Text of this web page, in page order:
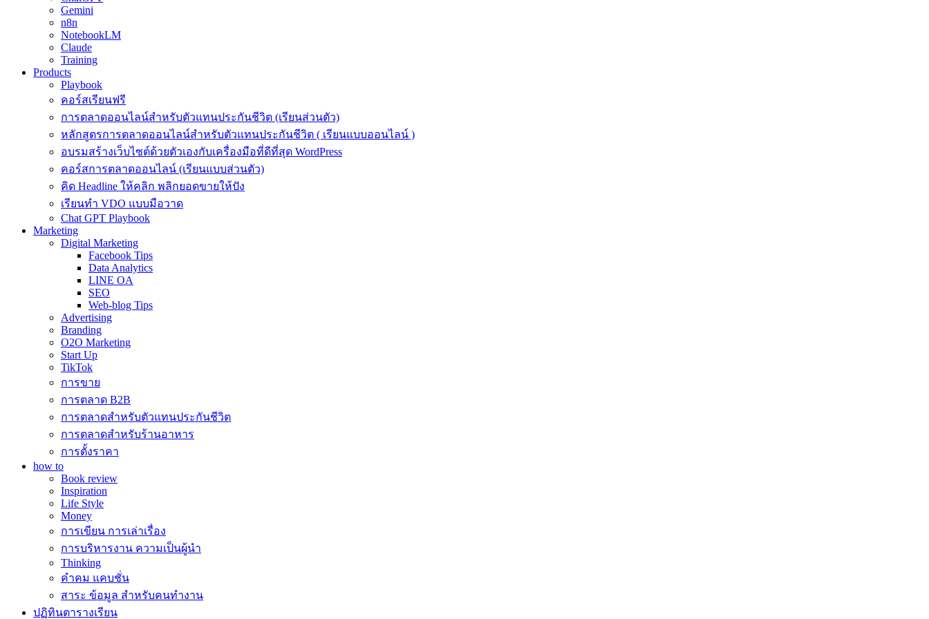
Gemini
n8n
NotebookLM
Claude
Training
Products
Playbook
คอร์สเรียนฟรี
การตลาดออนไลน์สำหรับตัวแทนประกันชีวิต (เรียนส่วนตัว)
หลักสูตรการตลาดออนไลน์สำหรับตัวแทนประกันชีวิต ( เรียนแบบออนไลน์ )
อบรมสร้างเว็บไซต์ด้วยตัวเองกับเครื่องมือที่ดีที่สุด WordPress
คอร์สการตลาดออนไลน์ (เรียนแบบส่วนตัว)
คิด Headline ให้คลิก พลิกยอดขายให้ปัง
เรียนทำ VDO แบบมือวาด
Chat GPT Playbook
Marketing
Digital Marketing
Facebook Tips
Data Analytics
LINE OA
SEO
Web-blog Tips
Advertising
Branding
O2O Marketing
Start Up
TikTok
การขาย
การตลาด B2B
การตลาดสำหรับตัวแทนประกันชีวิต
การตลาดสำหรับร้านอาหาร
การตั้งราคา
how to
Book review
Inspiration
Life Style
Money
การเขียน การเล่าเรื่อง
การบริหารงาน ความเป็นผู้นำ
Thinking
คำคม แคบชั่น
สาระ ข้อมูล สำหรับคนทำงาน
ปฏิทินตารางเรียน